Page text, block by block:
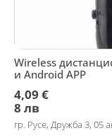
Wireless
и Android APP
4,09 €
8 лв
гр. Русе, Дружба 3, 05